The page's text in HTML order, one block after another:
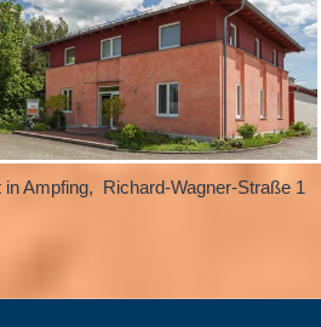
Ampfing, Richard-Wagner-Straße 1